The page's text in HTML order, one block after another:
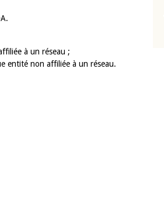
à un réseau ;
entité non affiliée à un réseau.
Jean-Claude Kassi BROU